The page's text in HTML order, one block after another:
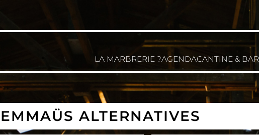
LA MARBRERIE ?AGENDACANTINE & BAR
ALTERNATIVES